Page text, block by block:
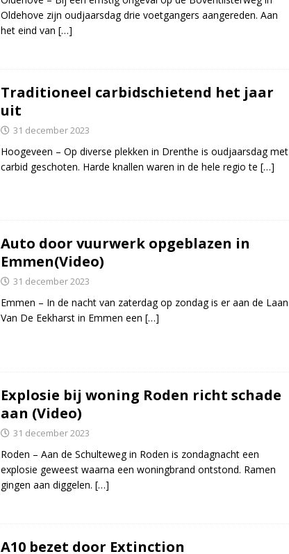
Oldehove zijn oudjaarsdag drie voetgangers aangereden. Aan
het eind van […]
Traditioneel carbidschietend het jaar
uit
31 december 2023
Hoogeveen – Op diverse plekken in Drenthe is oudjaarsdag met
carbid geschoten. Harde knallen waren in de hele regio te […]
Auto door vuurwerk opgeblazen in
Emmen(Video)
31 december 2023
Emmen – In de nacht van zaterdag op zondag is er aan de Laan
Van De Eekharst in Emmen een […]
Explosie bij woning Roden richt schade
aan (Video)
31 december 2023
Roden – Aan de Schulteweg in Roden is zondagnacht een
explosie geweest waarna een woningbrand ontstond. Ramen
gingen aan diggelen. […]
A10 bezet door Extinction